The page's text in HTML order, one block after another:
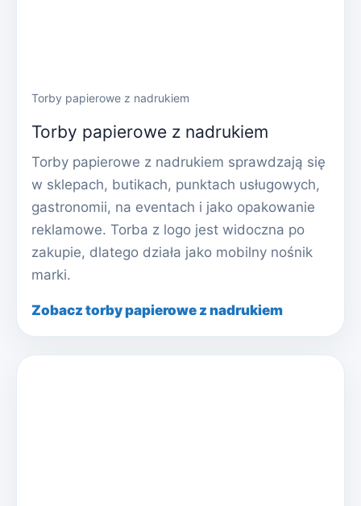
Torby papierowe z nadrukiem
Torby papierowe z nadrukiem
Torby papierowe z nadrukiem sprawdzają się
w sklepach, butikach, punktach usługowych,
gastronomii, na eventach i jako opakowanie
reklamowe. Torba z logo jest widoczna po
zakupie, dlatego działa jako mobilny nośnik
marki.
Zobacz torby papierowe z nadrukiem